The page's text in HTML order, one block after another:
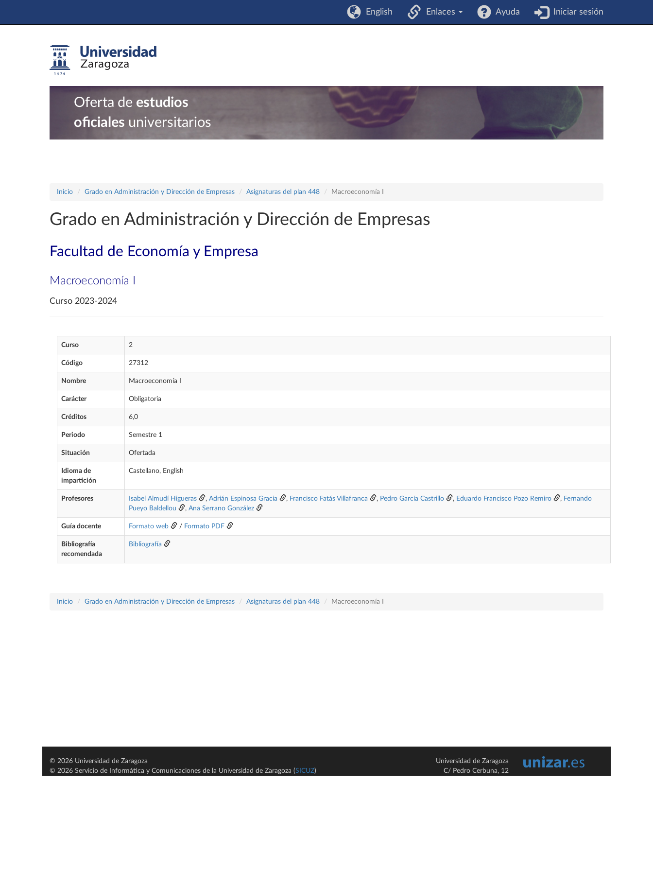
English Enlaces Ayuda Iniciar sesión
Oferta de estudios
oficiales universitarios
Inicio Grado en Administración y Dirección de Empresas Asignaturas del plan 448 Macroeconomía I
Grado en Administración y Dirección de Empresas
Facultad de Economía y Empresa
Macroeconomía I
Curso 2023-2024
Curso 2
Código 27312
Nombre Macroeconomía I
Carácter Obligatoria
Créditos 6,0
Periodo Semestre 1
Situación Ofertada
Idioma de
impartición
Castellano, English
Profesores Isabel Almudí Higueras , Adrián Espinosa Gracia , Francisco Fatás Villafranca , Pedro García Castrillo , Eduardo Francisco Pozo Remiro , Fernando
Pueyo Baldellou
, Ana Serrano González
Guía docente Formato web / Formato PDF
Bibliografía
recomendada
Bibliografía
Inicio Grado en Administración y Dirección de Empresas Asignaturas del plan 448 Macroeconomía I
© 2026 Universidad de Zaragoza
© 2026 Servicio de Informática y Comunicaciones de la Universidad de Zaragoza (SICUZ)
Universidad de Zaragoza
C/ Pedro Cerbuna, 12